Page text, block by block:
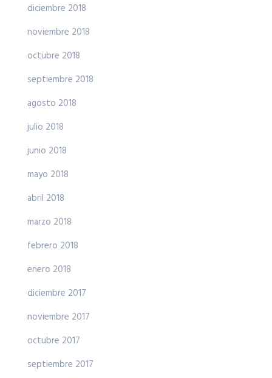
diciembre 2018
noviembre 2018
octubre 2018
septiembre 2018
agosto 2018
julio 2018
junio 2018
mayo 2018
abril 2018
marzo 2018
febrero 2018
enero 2018
diciembre 2017
noviembre 2017
octubre 2017
septiembre 2017